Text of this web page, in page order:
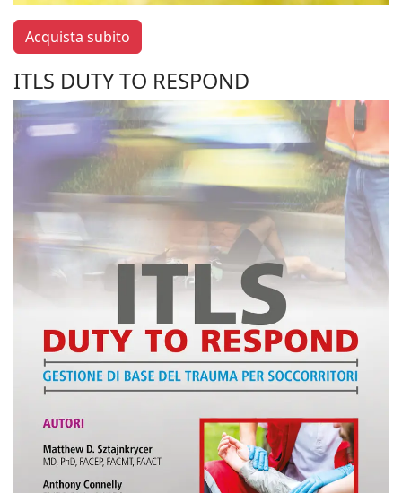
Acquista subito
ITLS DUTY TO RESPOND